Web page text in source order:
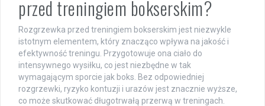
przed treningiem bokserskim?
Rozgrzewka przed treningiem bokserskim jest niezwykle
istotnym elementem, który znacząco wpływa na jakość i
efektywność treningu. Przygotowuje ona ciało do
intensywnego wysiłku, co jest niezbędne w tak
wymagającym sporcie jak boks. Bez odpowiedniej
rozgrzewki, ryzyko kontuzji i urazów jest znacznie wyższe,
co może skutkować długotrwałą przerwą w treningach.